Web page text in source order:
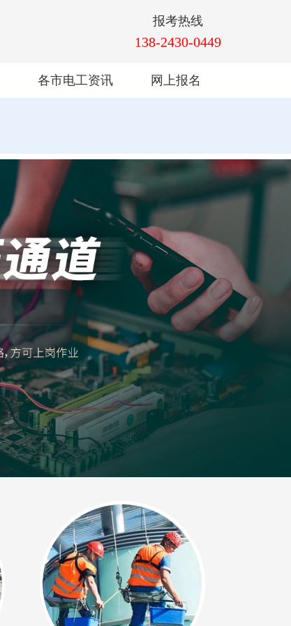
报考热线
138-2430-0449
各市电工资讯 网上报名